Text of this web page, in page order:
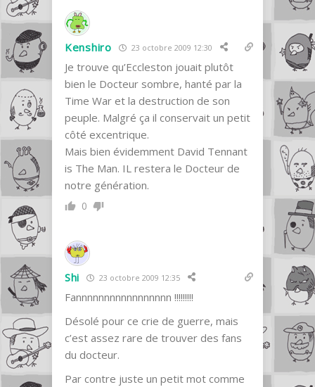
Kenshiro 23 octobre 2009 12:30
Je trouve qu’Eccleston jouait plutôt
bien le Docteur sombre, hanté par la
Time War et la destruction de son
peuple. Malgré ça il conservait un petit
côté excentrique.
Mais bien évidemment David Tennant
is The Man. IL restera le Docteur de
notre génération.
0
Shi 23 octobre 2009 12:35
Fannnnnnnnnnnnnnnnn !!!!!!!!!
Désolé pour ce crie de guerre, mais
c’est assez rare de trouver des fans
du docteur.
Par contre juste un petit mot comme